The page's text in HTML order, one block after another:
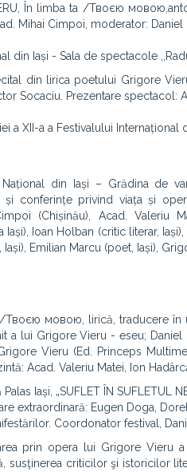
În limba ta /Твоєю
Mihai Cimpoi, moderator: Daniel
din Iași - Sala de spectacole
din lirica poetului Grigore
Socaciu. Prezentare spectacol:
a XII-a a Festivalului Internațional
Național din Iași – Grădina de
și conferințe privind viața și
(Chișinău), Acad. Valeriu
Iași), Ioan Holban (critic literar,
Emilian Marcu (poet, Iași),
мовою, lirică, traducere în
a lui Grigore Vieru - eseu;
Vieru (Ed. Princeps
Acad. Valeriu Matei, Ion
Palas Iași, „SUFLET ÎN
extraordinară: Eugen Doga,
Coordonator festival,
prin opera lui Grigore Vieru
susţinerea criticilor şi istoricilor